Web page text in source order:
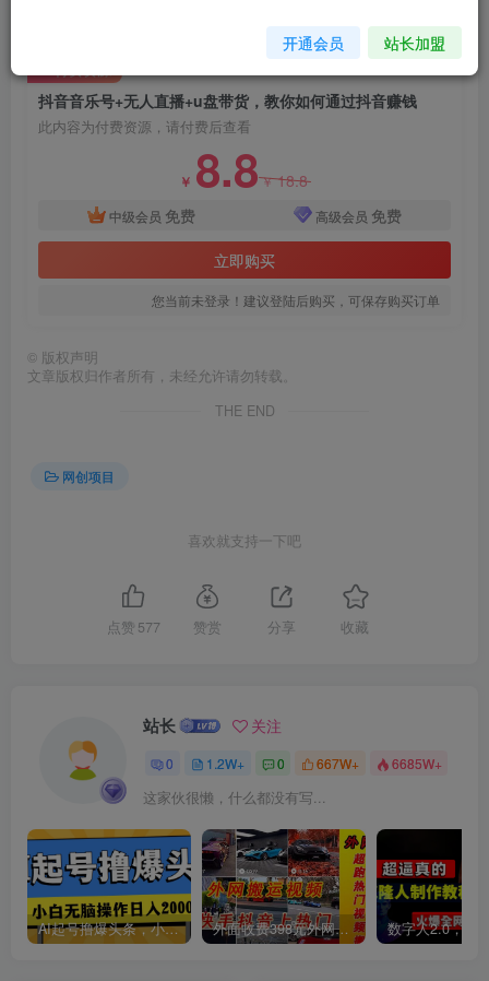
抖音音乐号+无人直播+u盘带货，教你如何通过抖音赚钱
此内容为付费资源，请付费后查看
￥ 8.8￥18.8
中级会员 免费 高级会员 免费
立即购买
您当前未登录！建议登陆后购买，可保存购买订单
© 版权声明
文章版权归作者所有，未经允许请勿转载。
THE END
网创项目
喜欢就支持一下吧
点赞 577 赞赏 分享 收藏
站长 关注
0 1.2W+ 0 667W+ 6685W+
这家伙很懒，什么都没有写...
AI起号撸爆头条，小白也能操作，日入2000+ 外面收费398元外网超跑豪车汽车视频搬运至快手抖音上热门项目
开通会员 站长加盟